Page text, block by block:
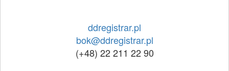
ddregistrar.pl
bok@ddregistrar.pl
(+48) 22 211 22 90